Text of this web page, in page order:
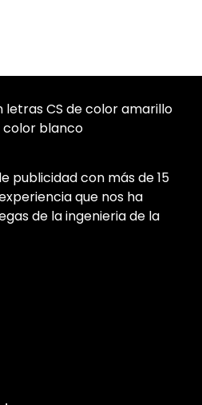
publicidad con más de 15
que nos ha
de la ingenieria de la